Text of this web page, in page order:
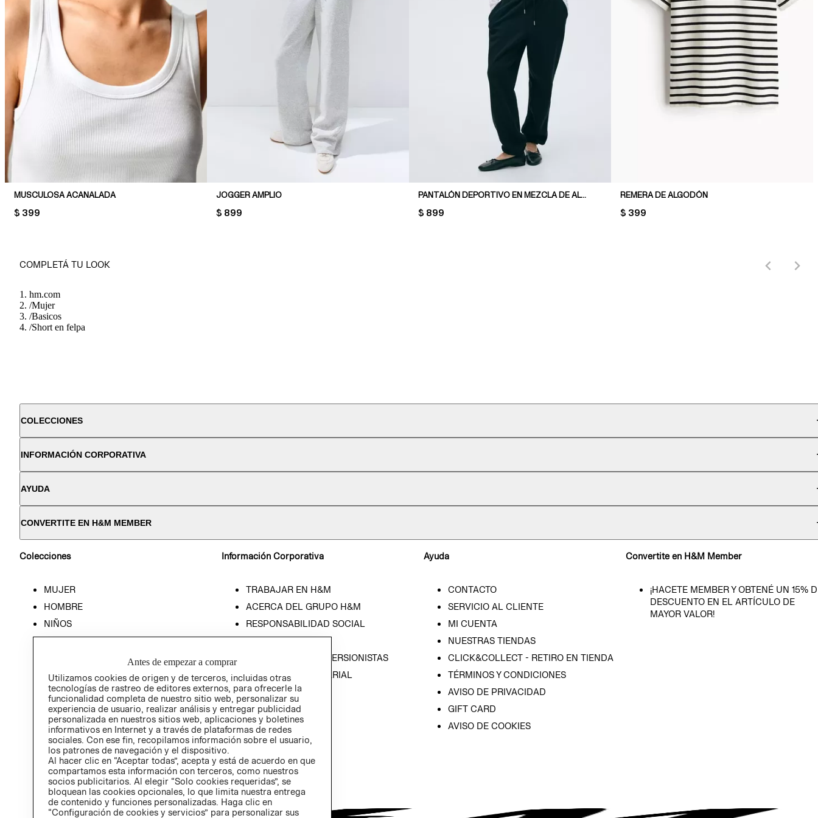
MUSCULOSA ACANALADA
PRICE:
$ 399
JOGGER AMPLIO
PRICE:
$ 899
PANTALÓN DEPORTIVO EN MEZCLA DE ALGODÓN
PRICE:
$ 899
REMERA DE ALGODÓN
PRICE:
$ 399
COMPLETÁ TU LOOK
hm.com
/Mujer
/Basicos
/Short en felpa
COLECCIONES
INFORMACIÓN CORPORATIVA
AYUDA
CONVERTITE EN H&M MEMBER
Colecciones
MUJER
HOMBRE
NIÑOS
HOME
Información Corporativa
TRABAJAR EN H&M
ACERCA DEL GRUPO H&M
RESPONSABILIDAD SOCIAL
PRENSA
RELACIÓN CON INVERSIONISTAS
POLÍTICA EMPRESARIAL
Ayuda
CONTACTO
SERVICIO AL CLIENTE
MI CUENTA
NUESTRAS TIENDAS
CLICK&COLLECT - RETIRO EN TIENDA
TÉRMINOS Y CONDICIONES
AVISO DE PRIVACIDAD
GIFT CARD
AVISO DE COOKIES
Convertite en H&M Member
¡HACETE MEMBER Y OBTENÉ UN 15%
DESCUENTO EN EL ARTÍCULO DE
MAYOR VALOR!
Antes de empezar a comprar
Utilizamos cookies de origen y de terceros, incluidas otras
tecnologías de rastreo de editores externos, para ofrecerle la
funcionalidad completa de nuestro sitio web, personalizar su
experiencia de usuario, realizar análisis y entregar publicidad
personalizada en nuestros sitios web, aplicaciones y boletines
informativos en Internet y a través de plataformas de redes
sociales. Con ese fin, recopilamos información sobre el usuario,
los patrones de navegación y el dispositivo.
Al hacer clic en “Aceptar todas”, acepta y está de acuerdo en que
compartamos esta información con terceros, como nuestros
socios publicitarios. Al elegir “Solo cookies requeridas”, se
bloquean las cookies opcionales, lo que limita nuestra entrega
de contenido y funciones personalizadas. Haga clic en
“Configuración de cookies y servicios” para personalizar sus